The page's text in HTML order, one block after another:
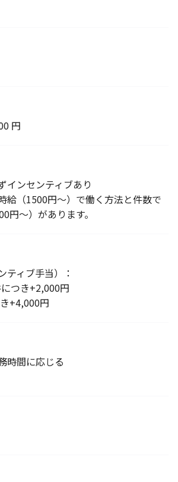
円
インセンティブあり
給（1500円～）で働く方法と件数で
円～）があります。
ティブ手当）：
つき+2,000円
+4,000円
時間に応じる